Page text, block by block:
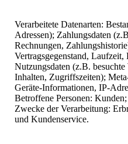
Verarbeitete Datenarten:
Adressen); Zahlungsdaten
Rechnungen,
Vertragsgegenstand, Laufzeit,
Nutzungsdaten (z.B. besuchte
Inhalten, Zugriffszeiten);
Geräte-Informationen, IP-
Betroffene Personen: Kunden;
Zwecke der Verarbeitung:
und Kundenservice.